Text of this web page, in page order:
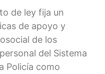
de ley fija un
de apoyo y
de los
del Sistema
Policía como